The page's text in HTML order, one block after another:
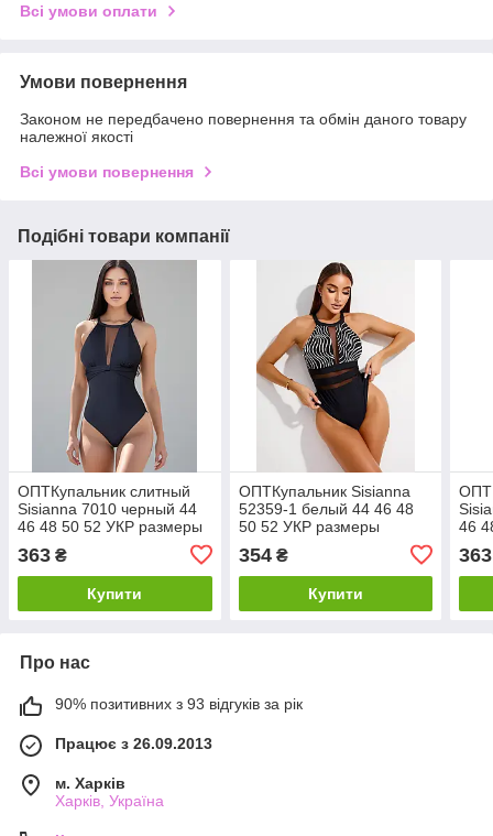
Всі умови оплати
Умови повернення
Законом не передбачено повернення та обмін даного товару
належної якості
Всі умови повернення
Подібні товари компанії
ОПТКупальник слитный
Sisianna 7010 черный 44
46 48 50 52 УКР размеры
363 ₴
Купити
ОПТКупальник Sisianna
52359-1 белый 44 46 48
50 52 УКР размеры
354₴
Купити
46
363
Про нас
90% позитивних з 93 відгуків за рік
Працює з 26.09.2013
м. Харків
Харків, Україна